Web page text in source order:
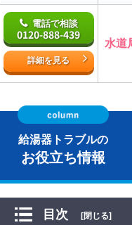
電話で相談
0120-888-439
詳細を見る
水道
給湯器トラブルの
お役立ち情報
目次 [閉じる]